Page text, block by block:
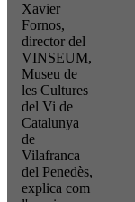
Xavier
Fornos,
director del
VINSEUM,
Museu de
les Cultures
del Vi de
Catalunya
de
Vilafranca
del Penedès,
explica com